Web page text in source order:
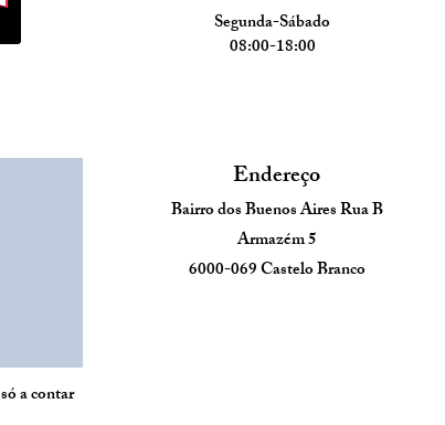
Segunda-Sábado
08:00-18:00
Endereço
Bairro dos Buenos Aires Rua B
Armazém5
6000-069 Castelo Branco
a contar